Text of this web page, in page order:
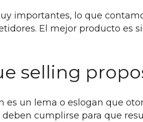
importantes, lo que
El mejor producto es
selling
un lema o eslogan que
cumplirse para que